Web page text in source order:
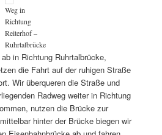
Weg in
Richtung
Reiterhof –
Ruhrtalbrücke
in Richtung Ruhrtalbrücke,
die Fahrt auf der ruhigen Straße
Wir überqueren die Straße und
Radweg weiter in Richtung
nutzen die Brücke zur
hinter der Brücke biegen wir